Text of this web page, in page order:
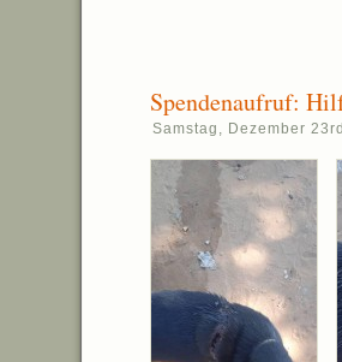
Spendenaufruf:
Samstag, Dezember